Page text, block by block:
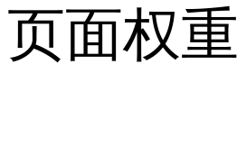
页面权重